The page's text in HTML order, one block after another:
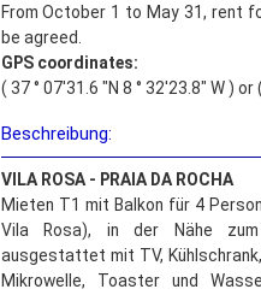
From October 1 to May 31, rent
be agreed.
GPS coordinates:
( 37 ° 07'31.6 "N 8 ° 32'23.8" W )
Beschreibung:
VILA ROSA - PRAIA DA ROCHA
Mieten T1 mit Balkon für 4
Vila Rosa), in der Nähe
ausgestattet mit TV,
Mikrowelle, Toaster und